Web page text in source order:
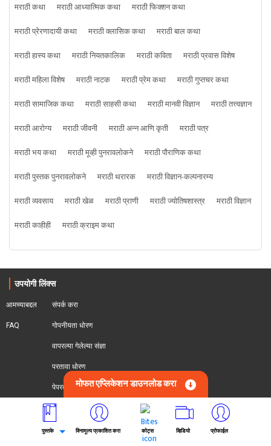
मराठी कथा मराठी आध्यात्मिक कथा
मराठी फिक्शन कथा
मराठी प्रेरणादायी कथा
मराठी क्लासिक कथा
मराठी बाल कथा
मराठी हास्य कथा
मराठी नियतकालिक मराठी कविता
मराठी प्रवास विशेष
मराठी महिला विशेष
मराठी नाटक मराठी प्रेम कथा
मराठी गुप्तचर कथा
मराठी सामाजिक कथा
मराठी साहसी कथा मराठी मानवी विज्ञान
मराठी तत्त्वज्ञान
मराठी आरोग्य
मराठी जीवनी मराठी अन्न आणि कृती
मराठी पत्र
मराठी भय कथा
मराठी मूव्ही पुनरावलोकने
मराठी पौराणिक कथा
मराठी पुस्तक पुनरावलोकने
मराठी थरारक
मराठी विज्ञान-कल्पनारम्य
मराठी व्यवसाय
मराठी खेळ मराठी प्राणी मराठी ज्योतिषशास्त्र
मराठी विज्ञान
मराठी काहीही
मराठी क्राइम कथा
उपयोगी लिंक्स
आमच्याबद्दल
FAQ
संपर्क करा
गोपनीयता धोरण
वापरल्या गेलेल्या संज्ञा
परतावा धोरण
पेपरबॅक प्रकाशित करा
अनुसरण करा
मोफत एप्लिकेशन डाउनलोड करा
पुस्तके विनामूल्य प्रकाशित करा कोट्स व्हिडियो प्रोफाईल